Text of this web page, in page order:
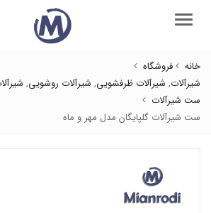
منو
خانه
فروشگاه
شیرآلات, شیرآلات ظرفشویی, شیرآلات روشویی,
ست شیرآلات
ست شیرآلات گلپایگان مدل مهر و ماه